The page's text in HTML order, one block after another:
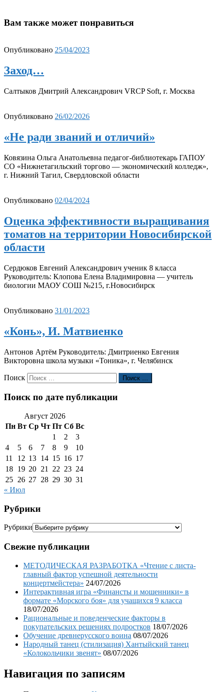
Вам также может понравиться
Опубликовано 25/04/2023
Заход…
Салтыков Дмитрий Александрович VRCP Soft, г. Москва
Опубликовано 26/02/2026
«Не ради званий и отличий»
Ковязина Ольга Анатольевна педагог-библиотекарь ГАПОУ
СО «Нижнетагильский торгово — экономический колледж»,
г. Нижний Тагил, Свердловской области
Опубликовано 02/04/2024
Оценка эффективности выращивания
томатов на территории Новосибирской
области
Сердюков Евгений Александрович ученик 8 класса
Руководитель: Клопова Елена Владимировна — учитель
биологии МАОУ СОШ №215, г.Новосибирск
Опубликовано 31/01/2023
«Конь», И. Матвиенко
Антонов Артём Руководитель: Дмитриенко Евгения
Викторовна школа музыки «Тоника», г. Челябинск
Поиск Поиск …
Поиск по дате публикации
Август 2026
Пн Вт Ср Чт Пт Сб Вс
1
2
3
4
5 6 7 8 9
10
11
12 13 14 15 16 17
18 19 20 21 22 23 24
25 26 27 28 29 30 31
« Июл
Рубрики
Рубрики
Свежие публикации
МЕТОДИЧЕСКАЯ РАЗРАБОТКА «Чтение с листа-
главный фактор успешной деятельности
концертмейстера» 24/07/2026
Интерактивная игра «Финансты и мошенники» в
формате «Морского боя» для учащихся 9 класса
18/07/2026
Рациональные и поведенческие факторы в
покупательских решениях подростков 18/07/2026
Обучение древнерусского воина 08/07/2026
Народный танец (стилизация) Хантыйский танец
«Колокольчики звенят» 08/07/2026
Навигация по записям